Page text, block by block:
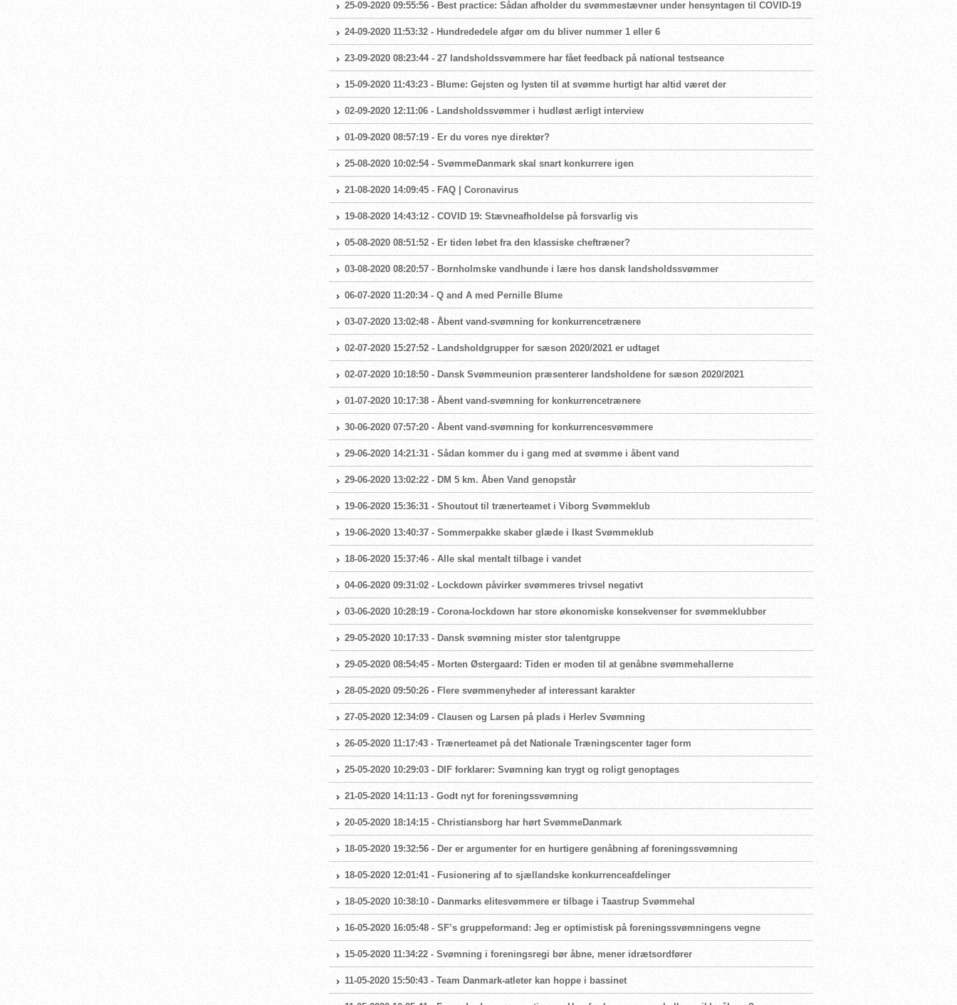
25-09-2020 09:55:56 - Best practice: Sådan afholder du svømmestævner under hensyntagen til COVID-19
24-09-2020 11:53:32 - Hundrededele afgør om du bliver nummer 1 eller 6
23-09-2020 08:23:44 - 27 landsholdssvømmere har fået feedback på national testseance
15-09-2020 11:43:23 - Blume: Gejsten og lysten til at svømme hurtigt har altid været der
02-09-2020 12:11:06 - Landsholdssvømmer i hudløst ærligt interview
01-09-2020 08:57:19 - Er du vores nye direktør?
25-08-2020 10:02:54 - SvømmeDanmark skal snart konkurrere igen
21-08-2020 14:09:45 - FAQ | Coronavirus
19-08-2020 14:43:12 - COVID 19: Stævneafholdelse på forsvarlig vis
05-08-2020 08:51:52 - Er tiden løbet fra den klassiske cheftræner?
03-08-2020 08:20:57 - Bornholmske vandhunde i lære hos dansk landsholdssvømmer
06-07-2020 11:20:34 - Q and A med Pernille Blume
03-07-2020 13:02:48 - Åbent vand-svømning for konkurrencetrænere
02-07-2020 15:27:52 - Landsholdgrupper for sæson 2020/2021 er udtaget
02-07-2020 10:18:50 - Dansk Svømmeunion præsenterer landsholdene for sæson 2020/2021
01-07-2020 10:17:38 - Åbent vand-svømning for konkurrencetrænere
30-06-2020 07:57:20 - Åbent vand-svømning for konkurrencesvømmere
29-06-2020 14:21:31 - Sådan kommer du i gang med at svømme i åbent vand
29-06-2020 13:02:22 - DM 5 km. Åben Vand genopstår
19-06-2020 15:36:31 - Shoutout til trænerteamet i Viborg Svømmeklub
19-06-2020 13:40:37 - Sommerpakke skaber glæde i Ikast Svømmeklub
18-06-2020 15:37:46 - Alle skal mentalt tilbage i vandet
04-06-2020 09:31:02 - Lockdown påvirker svømmeres trivsel negativt
03-06-2020 10:28:19 - Corona-lockdown har store økonomiske konsekvenser for svømmeklubber
29-05-2020 10:17:33 - Dansk svømning mister stor talentgruppe
29-05-2020 08:54:45 - Morten Østergaard: Tiden er moden til at genåbne svømmehallerne
28-05-2020 09:50:26 - Flere svømmenyheder af interessant karakter
27-05-2020 12:34:09 - Clausen og Larsen på plads i Herlev Svømning
26-05-2020 11:17:43 - Trænerteamet på det Nationale Træningscenter tager form
25-05-2020 10:29:03 - DIF forklarer: Svømning kan trygt og roligt genoptages
21-05-2020 14:11:13 - Godt nyt for foreningssvømning
20-05-2020 18:14:15 - Christiansborg har hørt SvømmeDanmark
18-05-2020 19:32:56 - Der er argumenter for en hurtigere genåbning af foreningssvømning
18-05-2020 12:01:41 - Fusionering af to sjællandske konkurrenceafdelinger
18-05-2020 10:38:10 - Danmarks elitesvømmere er tilbage i Taastrup Svømmehal
16-05-2020 16:05:48 - SF’s gruppeformand: Jeg er optimistisk på foreningssvømningens vegne
15-05-2020 11:34:22 - Svømning i foreningsregi bør åbne, mener idrætsordfører
11-05-2020 15:50:43 - Team Danmark-atleter kan hoppe i bassinet